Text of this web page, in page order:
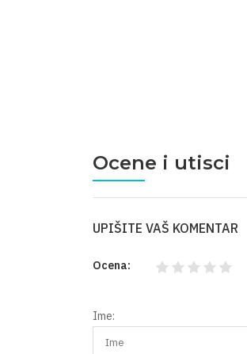
Ocene i utisci
UPIŠITE VAŠ KOMENTAR
Ocena:
Ime: